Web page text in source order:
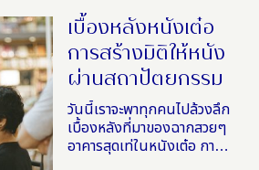
เบื้องหลังหนังเต๋อ
การสร้างมิติให้หนัง
ผ่านสถาปัตยกรรม
วันนี้เราจะพาทุกคนไปล้วงลึก
เบื้องหลังที่มาของฉากสวยๆ
อาคารสุดเท่ในหนังเต๋อ การ